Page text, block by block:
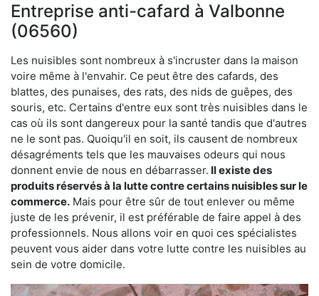
Entreprise anti-cafard à Valbonne
(06560)
Les nuisibles sont nombreux à s'incruster dans la maison
voire même à l'envahir. Ce peut être des cafards, des
blattes, des punaises, des rats, des nids de guêpes, des
souris, etc. Certains d'entre eux sont très nuisibles dans le
cas où ils sont dangereux pour la santé tandis que d'autres
ne le sont pas. Quoiqu'il en soit, ils causent de nombreux
désagréments tels que les mauvaises odeurs qui nous
donnent envie de nous en débarrasser. Il existe des
produits réservés à la lutte contre certains nuisibles sur le
commerce. Mais pour être sûr de tout enlever ou même
juste de les prévenir, il est préférable de faire appel à des
professionnels. Nous allons voir en quoi ces spécialistes
peuvent vous aider dans votre lutte contre les nuisibles au
sein de votre domicile.